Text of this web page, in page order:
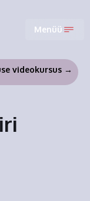
Menüü
videokursus →